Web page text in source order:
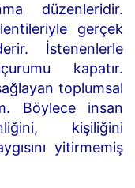
düzenleridir.
gerçek
İstenenlerle
kapatır.
toplumsal
Böylece insan
kişiliğini
yitirmemiş